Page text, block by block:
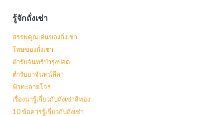
รู้จักถั่งเช่า
สรรพคุณเด่นของถั่งเช่า
โทษของถั่งเช่า
ตำรับจันทร์บำรุงปอด
ตำรับยาจันทน์ลีลา
ฟ้าทะลายโจร
เรื่องน่ารู้เกี่ยวกับถั่งเช่าสีทอง
10 ข้อควรรู้เกี่ยวกับถั่งเช่า